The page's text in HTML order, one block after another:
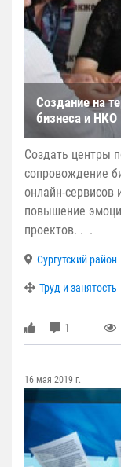
Создание на
бизнеса и НКО
Создать центры
сопровождение
онлайн-сервисов
повышение
проектов. . .
Сургутский район
Труд и занятость
1
16 мая 2019 г.